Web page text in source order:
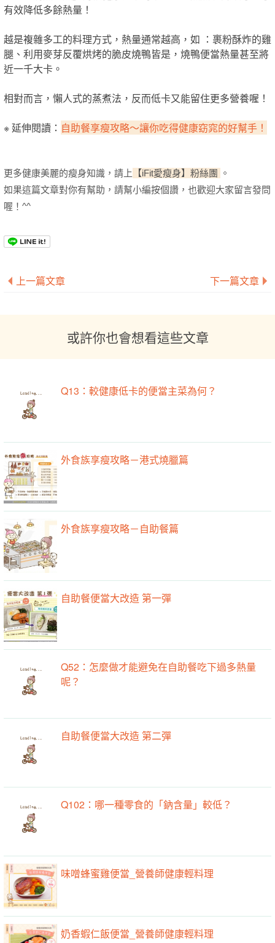
有效降低多餘熱量！
越是複雜多工的料理方式，熱量通常越高，如 ：裹粉酥炸的雞
腿、利用麥芽反覆烘烤的脆皮燒鴨皆是，燒鴨便當熱量甚至將
近一千大卡。
相對而言，懶人式的蒸煮法，反而低卡又能留住更多營養喔！
※ 延伸閱讀： 自助餐享瘦攻略～讓你吃得健康窈窕的好幫手！
更多健康美麗的瘦身知識，請上 【iFit愛瘦身】粉絲團
。
如果這篇文章對你有幫助，請幫小編按個讚，也歡迎大家留言發問
喔！^^
上一篇文章 下一篇文章
或許你也會想看這些文章
Q13：較健康低卡的便當主菜為何？
外食族享瘦攻略－港式燒臘篇
外食族享瘦攻略－自助餐篇
自助餐便當大改造 第一彈
Q52：怎麼做才能避免在自助餐吃下過多熱量
呢？
自助餐便當大改造 第二彈
Q102：哪一種零食的「鈉含量」較低？
味噌蜂蜜雞便當_營養師健康輕料理
奶香蝦仁飯便當_營養師健康輕料理